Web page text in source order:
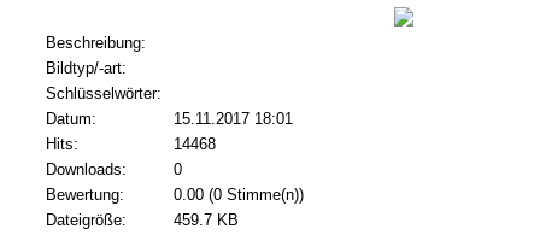
Beschreibung:
Bildtyp/-art:
Schlüsselwörter:
Datum:
15.11.2017 18:01
Hits:
14468
Downloads:
0
Bewertung:
0.00 (0 Stimme(n))
Dateigröße:
459.7 KB